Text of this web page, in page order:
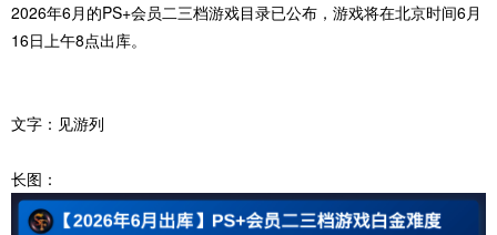
2026年6月的PS+会员二三档游戏目录已公布，游戏将在北京时间6月
16日上午8点出库。
文字：见游列
长图：